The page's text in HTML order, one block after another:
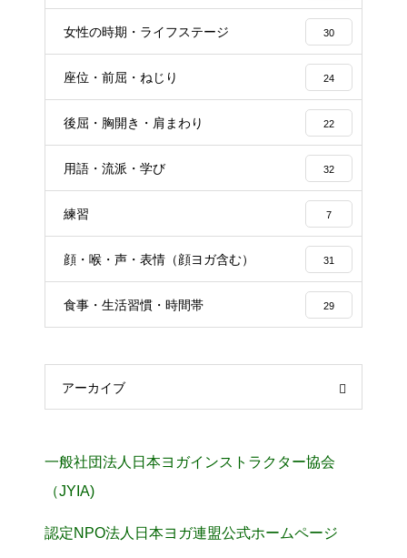
女性の時期・ライフステージ 30
座位・前屈・ねじり 24
後屈・胸開き・肩まわり 22
用語・流派・学び 32
練習 7
顔・喉・声・表情（顔ヨガ含む） 31
食事・生活習慣・時間帯 29
アーカイブ
一般社団法人日本ヨガインストラクター協会
（JYIA)
認定NPO法人日本ヨガ連盟公式ホームページ